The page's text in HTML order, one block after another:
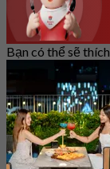
Bạn có thể sẽ thích